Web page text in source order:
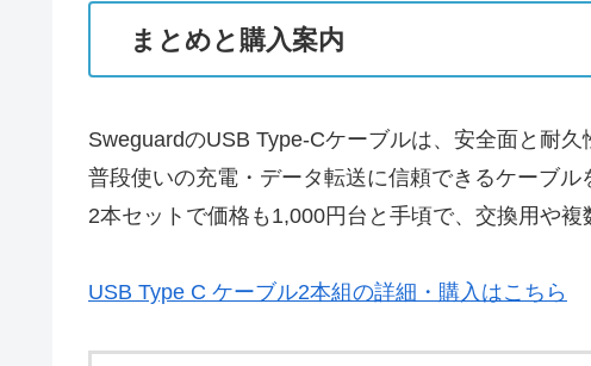
まとめと購入案内
SweguardのUSB Type-Cケーブルは、安全面と耐
普段使いの充電・データ転送に信頼できるケーブル
2本セットで価格も1,000円台と手頃で、交換用や複
USB Type C ケーブル2本組の詳細・購入はこちら